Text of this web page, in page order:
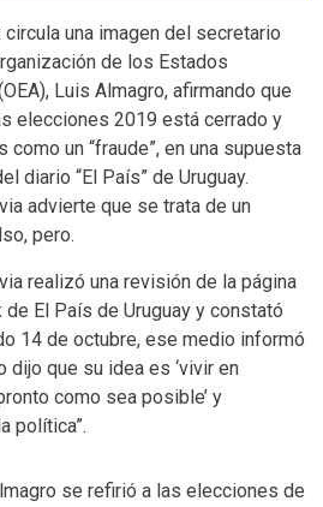
circula una imagen del secretario
de los Estados
Luis Almagro, afirmando que
elecciones 2019 está cerrado y
como un “fraude”, en una supuesta
diario “El País” de Uruguay.
advierte que se trata de un
pero.
realizó una revisión de la página
de El País de Uruguay y constató
14 de octubre, ese medio informó
dijo que su idea es ‘vivir en
como sea posible’ y
política”.
se refirió a las elecciones de